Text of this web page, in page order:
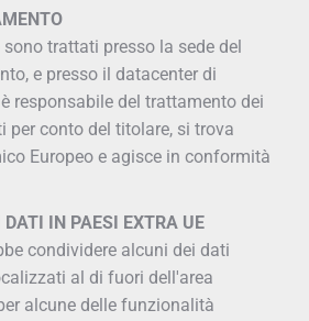
trattati presso la sede del
e presso il datacenter di
è responsabile del trattamento dei
per conto del titolare, si trova
Europeo e agisce in conformità
IN PAESI EXTRA UE
condividere alcuni dei dati
al di fuori dell'area
alcune delle funzionalità